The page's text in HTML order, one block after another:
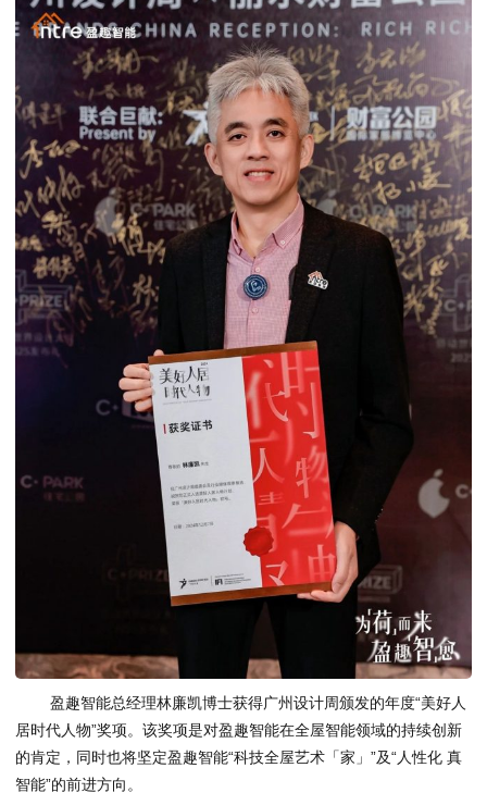
盈趣智能总经理林廉凯博士获得广州设计周颁发的年度“美好人
居时代人物”奖项。该奖项是对盈趣智能在全屋智能领域的持续创新
的肯定，同时也将坚定盈趣智能“科技全屋艺术「家」”及“人性化 真
智能”的前进方向。